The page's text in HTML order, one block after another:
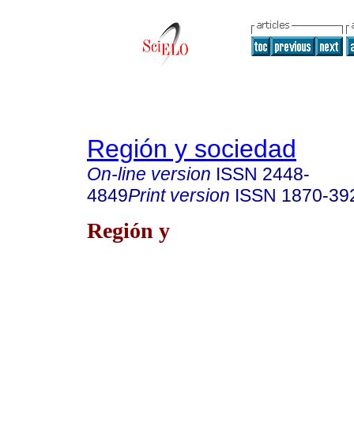
Región y sociedad
On-line version ISSN 2448-
4849Print version ISSN 1870-
Región y